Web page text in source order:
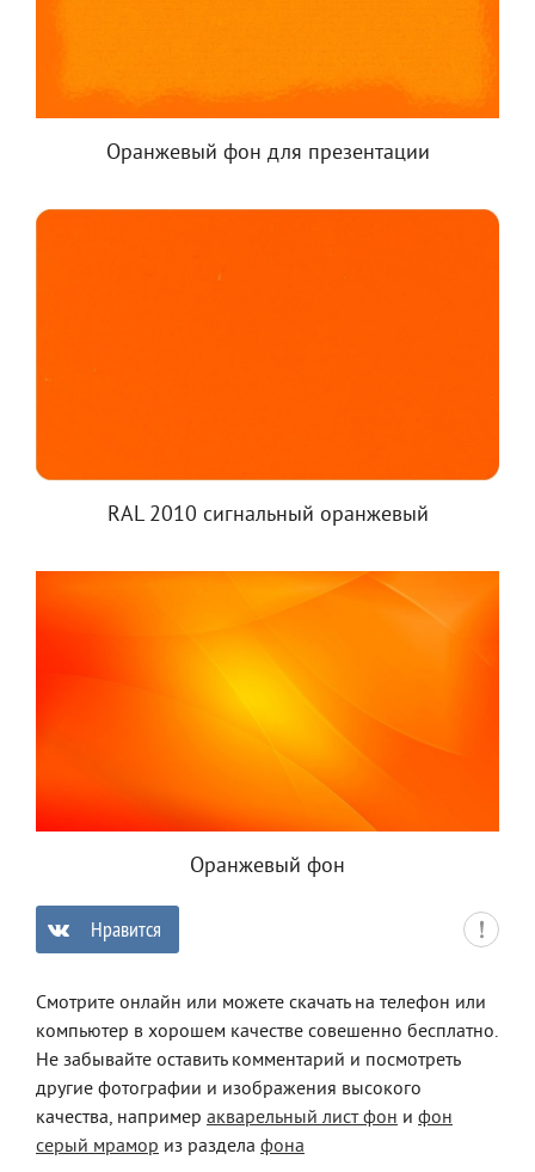
Оранжевый фон для презентации
RAL 2010 сигнальный оранжевый
Оранжевый фон
Нравится
Смотрите онлайн или можете скачать на телефон или
компьютер в хорошем качестве совешенно бесплатно.
Не забывайте оставить комментарий и посмотреть
другие фотографии и изображения высокого
качества, например акварельный лист фон и фон
серый мрамор из раздела фона